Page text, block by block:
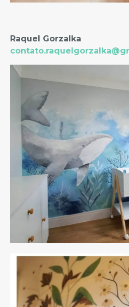
Raquel Gorzalka